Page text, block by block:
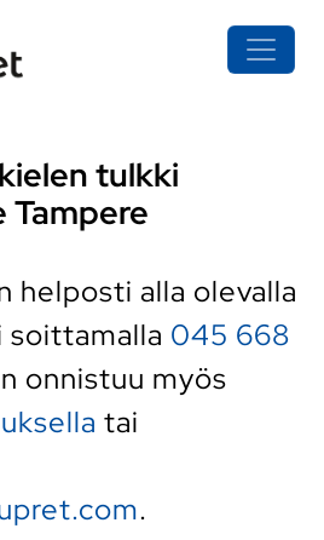
tulkki
Tampere
helposti alla olevalla
soittamalla 045 668
onnistuu myös
tai
.